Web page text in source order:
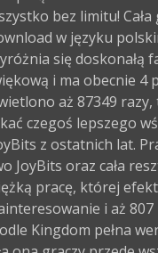
bez limitu!
w języku
się doskonałą
i ma obecnie 4
aż 87349 razy,
czegoś lepszego
z ostatnich lat.
JoyBits oraz cała
pracę, której
i aż 807
Kingdom pełna